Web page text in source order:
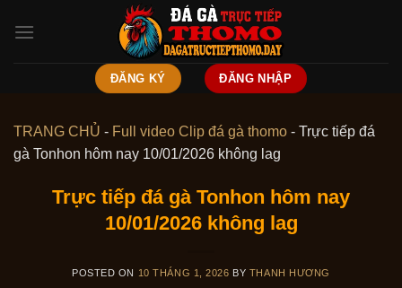
ĐĂNG KÝ ĐĂNG NHẬP
TRANG CHỦ - Full video Clip đá gà thomo - Trực tiếp đá
gà Tonhon hôm nay 10/01/2026 không lag
Trực tiếp đá gà Tonhon hôm nay
10/01/2026 không lag
POSTED ON 10 THÁNG 1, 2026 BY THANH HƯƠNG